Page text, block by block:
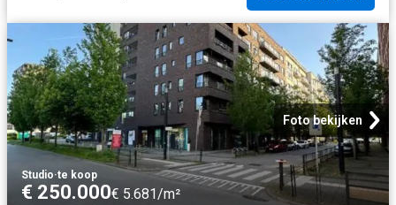
Foto bekijken
Studio·te koop
€ 250.000€ 5.681/m²